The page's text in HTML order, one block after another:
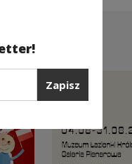
Zapisz